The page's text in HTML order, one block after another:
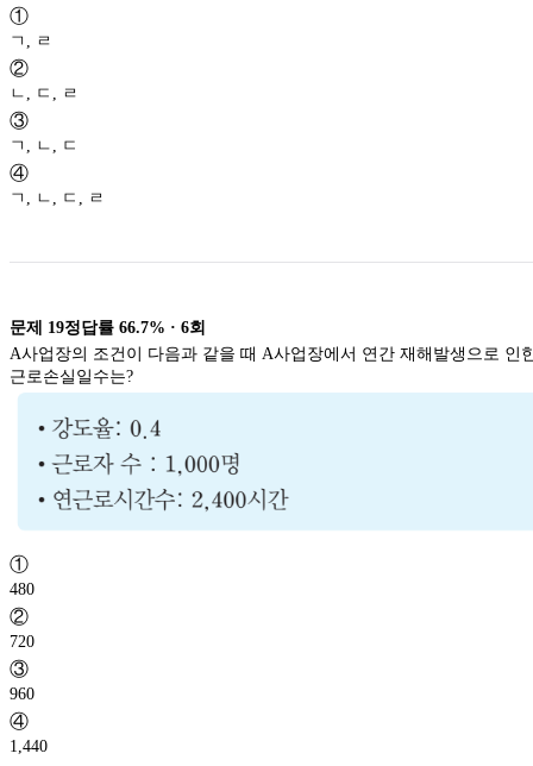
①
ㄱ, ㄹ
②
ㄴ, ㄷ, ㄹ
③
ㄱ, ㄴ, ㄷ
④
ㄱ, ㄴ, ㄷ, ㄹ
문제 19정답률 66.7% · 6회
A사업장의 조건이 다음과 같을 때 A사업장에서 연간 재해발생으로 인
근로손실일수는?
①
480
②
720
③
960
④
1,440